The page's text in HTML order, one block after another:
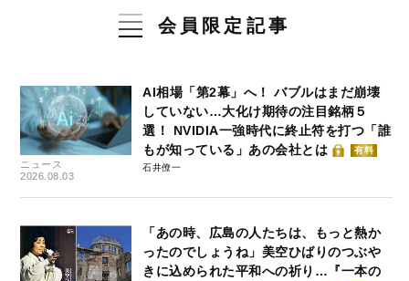
会員限定記事
ニュース
2026.08.03
AI相場「第2幕」へ！ バブルはまだ崩壊
していない…大化け期待の注目銘柄５
選！ NVIDIA一強時代に終止符を打つ「誰
もが知っている」あの会社とは
有料
石井僚一
「あの時、広島の人たちは、もっと熱か
ったのでしょうね」美空ひばりのつぶや
きに込められた平和への祈り…『一本の